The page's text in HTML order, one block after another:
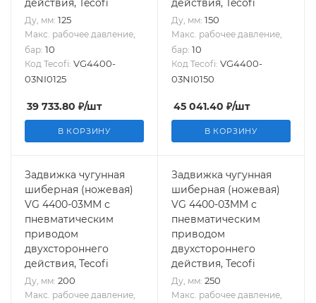
действия, Tecofi
Ду, мм: 125
Макс. рабочее давление,
бар: 10
Код Tecofi: VG4400-
03NI0125
39 733.80 ₽/шт
В КОРЗИНУ
действия, Tecofi
Ду, мм: 150
Макс. рабочее давление,
бар: 10
Код Tecofi: VG4400-
03NI0150
45 041.40 ₽/шт
В КОРЗИНУ
Задвижка чугунная
шиберная (ножевая)
VG 4400-03MM с
пневматическим
приводом
двухстороннего
действия, Tecofi
Ду, мм: 200
Макс. рабочее давление,
Задвижка чугунная
шиберная (ножевая)
VG 4400-03MM с
пневматическим
приводом
двухстороннего
действия, Tecofi
Ду, мм: 250
Макс. рабочее давление,